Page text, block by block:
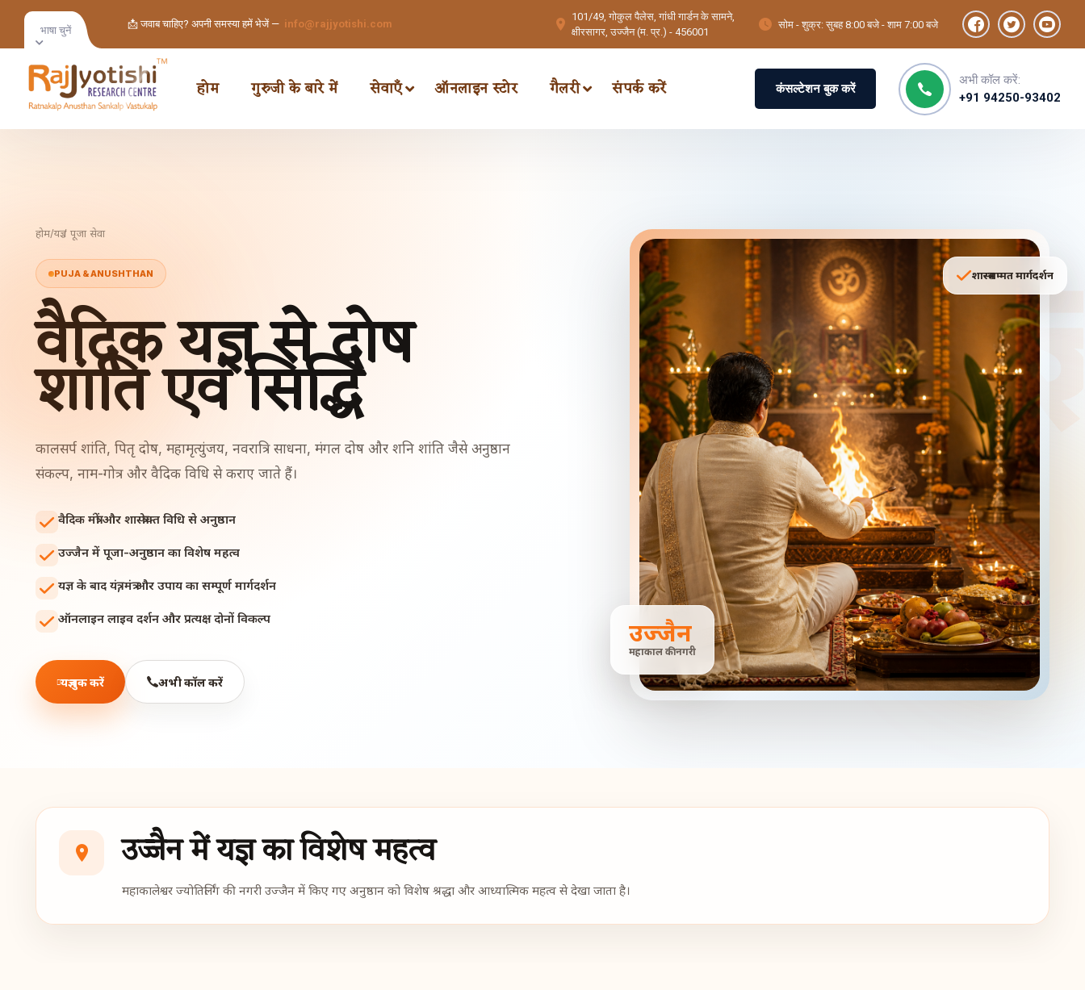
भाषा चुनें 📩 जवाब चाहिए? अपनी समस्या हमें भेजें — info@rajjyotishi.com
101/49, गोकुल पैलेस, गांधी गार्डन के सामने,
क्षीरसागर, उज्जैन (म. प्र.) - 456001
सोम - शुक्र: सुबह 8:00 बजे - शाम 7:00 बजे
होम गुरुजी के बारे में सेवाएँ ऑनलाइन स्टोर गैलरी संपर्क करें कंसल्टेशन बुक करें
अभी कॉल करें:
+91 94250-93402
यज्ञ
होम/यज्ञ / पूजा सेवा
PUJA & ANUSHTHAN
वैदिक यज्ञ से दोष
शांति एवं सिद्धि
कालसर्प शांति, पितृ दोष, महामृत्युंजय, नवरात्रि साधना, मंगल दोष और शनि शांति जैसे अनुष्ठान
संकल्प, नाम-गोत्र और वैदिक विधि से कराए जाते हैं।
वैदिक मंत्रों और शास्त्रोक्त विधि से अनुष्ठान
उज्जैन में पूजा-अनुष्ठान का विशेष महत्व
यज्ञ के बाद यंत्र, मंत्र और उपाय का सम्पूर्ण मार्गदर्शन
ऑनलाइन लाइव दर्शन और प्रत्यक्ष दोनों विकल्प
यज्ञ बुक करें अभी कॉल करें
उज्जैन
महाकाल की नगरी
शास्त्रसम्मत मार्गदर्शन
उज्जैन में यज्ञ का विशेष महत्व
महाकालेश्वर ज्योतिर्लिंग की नगरी उज्जैन में किए गए अनुष्ठान को विशेष श्रद्धा और आध्यात्मिक महत्व से देखा जाता है।